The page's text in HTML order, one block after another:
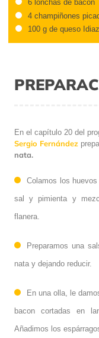
6 lonchas de bacon
4 champiñones
100 g de queso
En el capítulo 20 del
Sergio Fernández
nata.
Colamos los
sal y pimienta y
flanera.
Preparamos una
nata y dejando reducir.
En una olla, le
bacon cortadas en
Añadimos los